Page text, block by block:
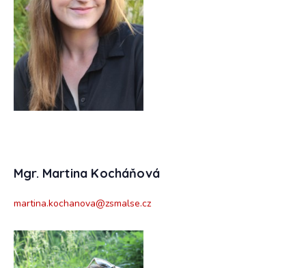
Mgr. Martina Kocháňová
martina.kochanova@zsmalse.cz